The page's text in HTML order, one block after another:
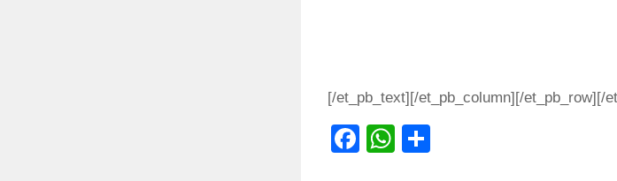
[/et_pb_text][/et_pb_column][/et_pb_row][/
Facebook
WhatsApp